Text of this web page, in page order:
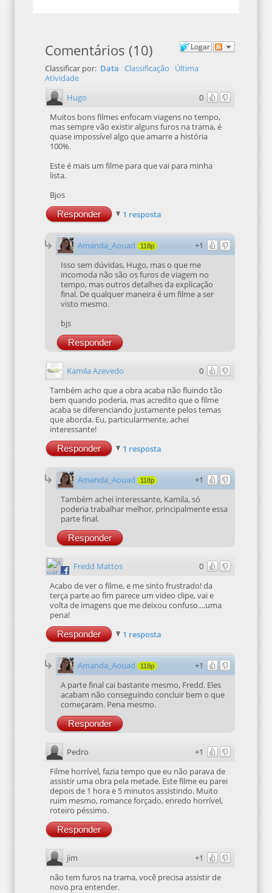
Logar
Comentários (10)
Classificar por: Data Classificação
Última
Atividade
0
Hugo
Muitos bons filmes enfocam viagens no tempo,
mas sempre vão existir alguns furos na trama, é
quase impossível algo que amarre a história
100%.
Este é mais um filme para que vai para minha
lista.
Bjos
Responder 1 resposta
+1
Amanda_Aouad 118p
Isso sem dúvidas, Hugo, mas o que me
incomoda não são os furos de viagem no
tempo, mas outros detalhes da explicação
final. De qualquer maneira é um filme a ser
visto mesmo.
bjs
Responder
0
Kamila Azevedo
Também acho que a obra acaba não fluindo tão
bem quando poderia, mas acredito que o filme
acaba se diferenciando justamente pelos temas
que aborda. Eu, particularmente, achei
interessante!
Responder 1 resposta
+1
Amanda_Aouad 118p
Também achei interessante, Kamila, só
poderia trabalhar melhor, principalmente essa
parte final.
Responder
0
Fredd Mattos
Acabo de ver o filme, e me sinto frustrado! da
terça parte ao fim parece um video clipe, vai e
volta de imagens que me deixou confuso....uma
pena!
Responder 1 resposta
+1
Amanda_Aouad 118p
A parte final cai bastante mesmo, Fredd. Eles
acabam não conseguindo concluir bem o que
começaram. Pena mesmo.
Responder
+1
Pedro
Filme horrível, fazia tempo que eu não parava de
assistir uma obra pela metade. Este filme eu parei
depois de 1 hora e 5 minutos assistindo. Muito
ruim mesmo, romance forçado, enredo horrível,
roteiro péssimo.
Responder
+1
jim
não tem furos na trama, você precisa assistir de
novo pra entender.